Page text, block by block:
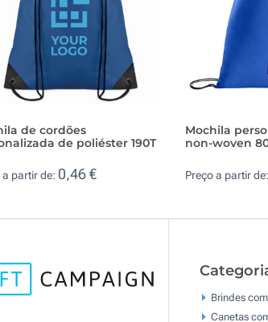
de cordões
de poliéster 190T
a partir de: 0,46 €
Mochila
non-woven
Preço a partir de:
Brindes
Canetas